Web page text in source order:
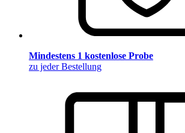
Mindestens 1 kostenlose Probe
zu jeder Bestellung